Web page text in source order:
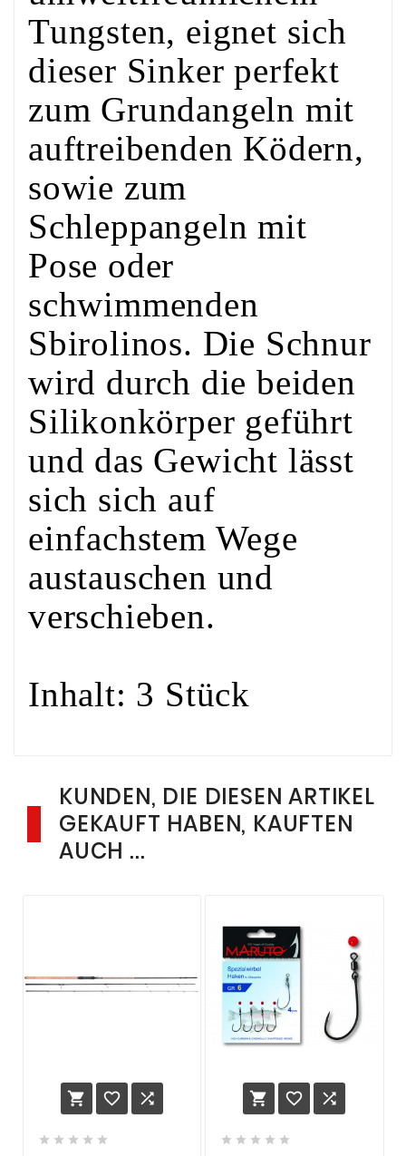
Tungsten, eignet sich
dieser Sinker perfekt
zum Grundangeln mit
auftreibenden Ködern,
sowie zum
Schleppangeln mit
Pose oder
schwimmenden
Sbirolinos. Die Schnur
wird durch die beiden
Silikonkörper geführt
und das Gewicht lässt
sich sich auf
einfachstem Wege
austauschen und
verschieben.
Inhalt: 3 Stück
KUNDEN, DIE DIESEN ARTIKEL
GEKAUFT HABEN, KAUFTEN
AUCH ...
  
    
  
    